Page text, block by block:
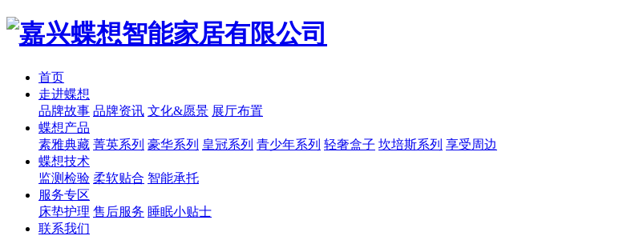
首页
走进蝶想
品牌故事 品牌资讯 文化&愿景 展厅布置
蝶想产品
素雅典藏 菁英系列 豪华系列 皇冠系列 青少年系列 轻奢盒子 坎培斯系列 享受周边
蝶想技术
监测检验 柔软贴合 智能承托
服务专区
床垫护理 售后服务 睡眠小贴士
联系我们